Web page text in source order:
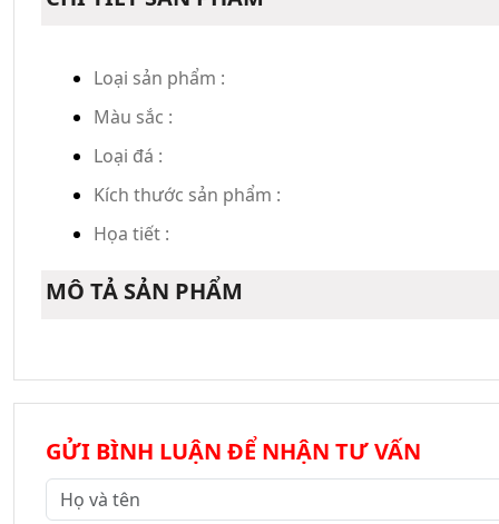
Loại sản phẩm :
Màu sắc :
Loại đá :
Kích thước sản phẩm :
Họa tiết :
MÔ TẢ SẢN PHẨM
GỬI BÌNH LUẬN ĐỂ NHẬN TƯ VẤN